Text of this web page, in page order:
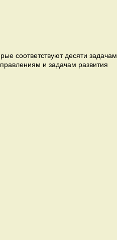
соответствуют десяти задачам
и задачам развития